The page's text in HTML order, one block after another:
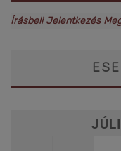
Írásbeli Jelentkezés